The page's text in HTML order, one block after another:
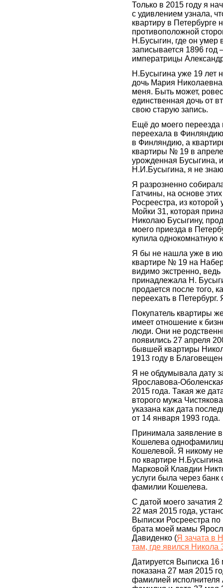
Только в 2015 году я
с удивлением узнала,
квартиру в
противоположной
Н.Бусыгин, где он умер
записывается 1896 год
императрицы
Н.Бусыгина уже 19 лет
дочь Мария
меня. Быть может,
единственная дочь от
свою старую запись.
Ещё до моего переезда
переехала в
в Финляндию, а
квартиры № 19 в
урожденная Бусыгина,
Н.И.Бусыгина, я не
Я разрозненно
Гатчины, на основе
Росреестра, из
Мойки 31, которая
Николаю Бусыгину,
моего приезда в
купила однокомнатную
Я бы не нашла уже в
квартире № 19 на
видимо экстренно,
принадлежала Н.
продается после того,
переехать в
Покупатель квартиры
имеет отношение к
люди. Они не
появились 27 апреля
бывшей квартиры
1913 году в
Я не обдумывала дату
Ярославова-
2015 года. Такая же
второго мужа
указана как дата
от 14 января 1993 года.
Принимала заявление
Кошелева
Кошелевой. Я никому
по квартире
Марковой Клавдии
услуги была через
фамилии Кошелева.
С датой моего зачатия
22 мая 2015 года,
Выписки Росреестра
брата моей мамы
Давиденко (Я зачата в
там, где явился
Датируется Выписка
показана 27 мая 2015
фамилией исполнителя